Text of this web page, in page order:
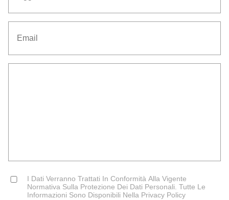
I Dati Verranno Trattati In Conformità Alla Vigente
Normativa Sulla Protezione Dei Dati Personali. Tutte Le
Informazioni Sono Disponibili Nella Privacy Policy